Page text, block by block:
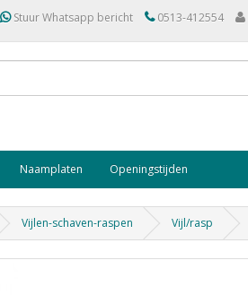
Stuur Whatsapp bericht 0513-412554
Naamplaten Openingstijden
Vijlen-schaven-raspen Vijl/rasp